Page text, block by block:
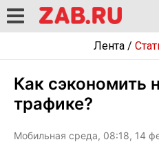
Лента/
Как сэкономить
трафике?
Мобильная среда, 08:18, 14